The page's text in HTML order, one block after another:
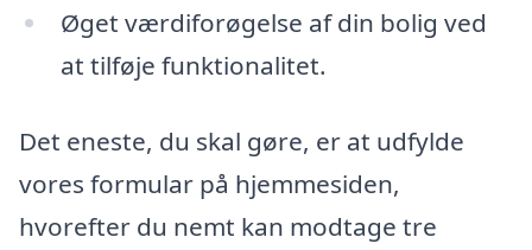
Øget værdiforøgelse af din bolig ved
at tilføje funktionalitet.
Det eneste, du skal gøre, er at udfylde
vores formular på hjemmesiden,
hvorefter du nemt kan modtage tre